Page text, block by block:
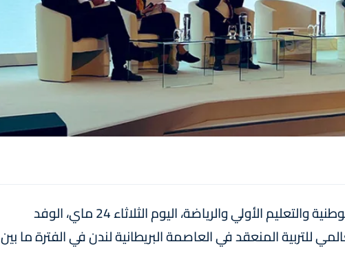
ترأس السيد شكيب بنموسى، وزير التربية الوطنية والتعليم الأولي والرياضة، اليوم الثلاثاء 24 ماي، الوفد
للتربية المنعقد في العاصمة البريطانية لندن في الفترة ما بين